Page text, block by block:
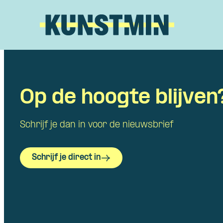
Op de hoogte
Schrijf je dan in voor de nieuwsbrief
Schrijf je direct in